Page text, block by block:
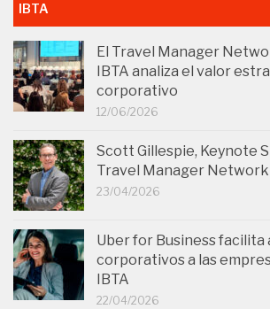
IBTA
El Travel Manager
IBTA analiza el valor
corporativo
12/06/2026
Scott Gillespie, Keynote
Travel Manager
23/04/2026
Uber for Business facilita
corporativos a las
IBTA
22/04/2026